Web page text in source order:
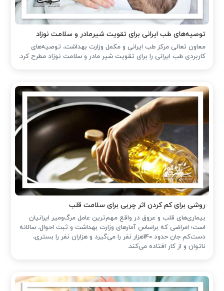
توصیه‌های طب ایرانی برای تقویت شیرمادر و سلامت نوزاد
معاون تعالی مرکز طب ایرانی و مکمل وزارت بهداشت، توصیه‌های
کاربردی طب ایرانی را برای تقویت شیر مادر و سلامت نوزاد مطرح کرد.
روشی برای کم کردن اثر چربی برای سلامت قلب
بیماری‌های قلب و عروق در واقع مهم‌ترین عامل مرگ‌ومیر ایرانیان
است؛ امراضی که براساس آمارهای وزارت بهداشت و ثبت احوال، سالانه
دست‌کم جان حدود 140هزار نفر را می‌گیرد و هزاران نفر را بستری،
ناتوان و از کار افتاده می‌کند.